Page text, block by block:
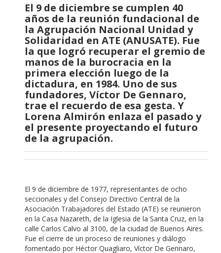
El 9 de diciembre se cumplen 40
años de la reunión fundacional de
la Agrupación Nacional Unidad y
Solidaridad en ATE (ANUSATE). Fue
la que logró recuperar el gremio de
manos de la burocracia en la
primera elección luego de la
dictadura, en 1984. Uno de sus
fundadores, Víctor De Gennaro,
trae el recuerdo de esa gesta. Y
Lorena Almirón enlaza el pasado y
el presente proyectando el futuro
de la agrupación.
El 9 de diciembre de 1977, representantes de ocho
seccionales y del Consejo Directivo Central de la
Asociación Trabajadores del Estado (ATE) se reunieron
en la Casa Nazareth, de la Iglesia de la Santa Cruz, en la
calle Carlos Calvo al 3100, de la ciudad de Buenos Aires.
Fue el cierre de un proceso de reuniones y diálogo
fomentado por Héctor Quagliaro, Víctor De Gennaro,